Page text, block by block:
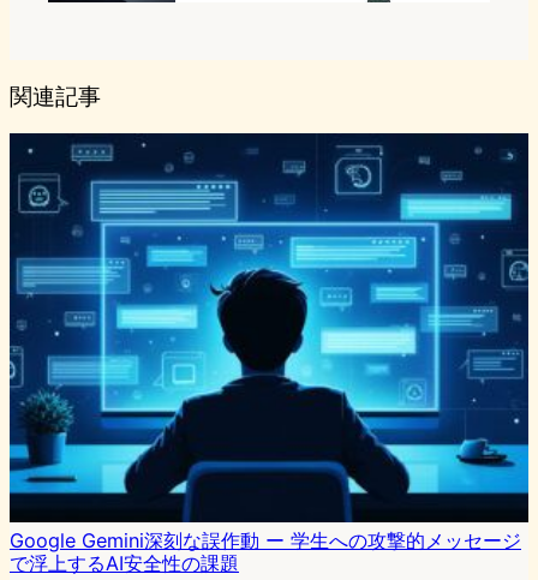
関連記事
Google Gemini深刻な誤作動 ー 学生への攻撃的メッセージ
で浮上するAI安全性の課題